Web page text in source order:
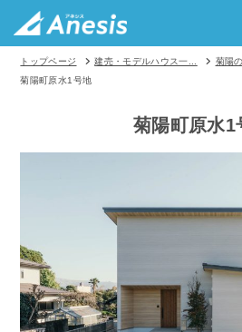
トップページ 建売・モデルハウス一...
菊陽
菊陽町原水1号地
菊陽町原水1